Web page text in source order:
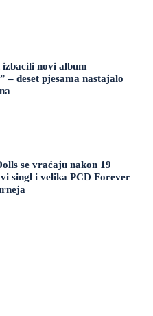
izbacili novi album
– deset pjesama nastajalo
se vraćaju nakon 19
singl i velika PCD Forever